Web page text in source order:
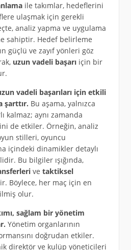
ile takımlar, hedeflerini
ulaşmak için gerekli
analiz yapma ve uygulama
sahiptir. Hedef belirleme
güçlü ve zayıf yönleri göz
uzun vadeli başarıiçin bir
vadeli başarıları için etkili
şarttır. Bu aşama, yalnızca
kalmaz; aynı zamanda
de etkiler. Örneğin, analiz
stilleri, oyuncu
içindeki dinamikler detaylı
Bu bilgiler ışığında,
ve taktiksel
Böylece, her maç için en
olur.
sağlam bir yönetim
Yönetim organlarının
doğrudan etkiler.
direktör ve kulüp yöneticileri